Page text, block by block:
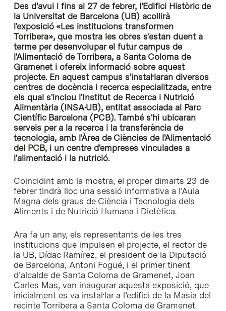
Des d'avui i fins al 27 de febrer, l'Edifici Històric de
la Universitat de Barcelona (UB) acollirà
l'exposició «Les institucions transformen
Torribera», que mostra les obres s'estan duent a
terme per desenvolupar el futur campus de
l'Alimentació de Torribera, a Santa Coloma de
Gramenet i ofereix informació sobre aquest
projecte. En aquest campus s'instal·laran diversos
centres de docència i recerca especialitzada, entre
els qual s'inclou l'Institut de Recerca i Nutrició
Alimentària (INSA·UB), entitat associada al Parc
Científic Barcelona (PCB). També s'hi ubicaran
serveis per a la recerca i la transferència de
tecnologia, amb l'Àrea de Ciències de l'Alimentació
del PCB, i un centre d'empreses vinculades a
l'alimentació i la nutrició.
Coincidint amb la mostra, el proper dimarts 23 de
febrer tindrà lloc una sessió informativa a l’Aula
Magna dels graus de Ciència i Tecnologia dels
Aliments i de Nutrició Humana i Dietètica.
Ara fa un any, els representants de les tres
institucions que impulsen el projecte, el rector de
la UB, Dídac Ramírez, el president de la Diputació
de Barcelona, Antoni Fogué, i el primer tinent
d’alcalde de Santa Coloma de Gramenet, Joan
Carles Mas, van inaugurar aquesta exposició, que
inicialment es va instal·lar a l’edifici de la Masia del
recinte Torribera a Santa Coloma de Gramenet.